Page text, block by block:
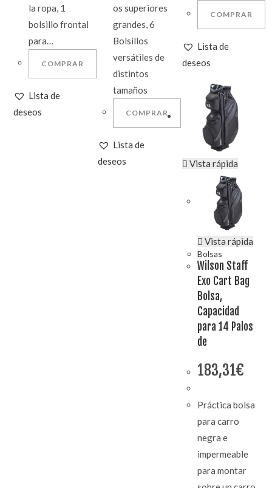
la ropa, 1
bolsillo frontal
para…
COMPRAR
Lista de
deseos
os superiores
grandes, 6
Bolsillos
versátiles de
distintos
tamaños
COMPRAR
Lista de
deseos
COMPRAR
Lista de
deseos
Vista rápida
Vista rápida
Bolsas
Wilson Staff
Exo Cart Bag
Bolsa,
Capacidad
para 14 Palos
de
183,31€
Práctica bolsa
para carro
negra e
impermeable
para montar